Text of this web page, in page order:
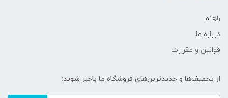
راهنما
درباره ما
قوانین و مقررات
از تخفیف‌ها و جدیدترین‌های فروشگاه ما باخبر شوید: